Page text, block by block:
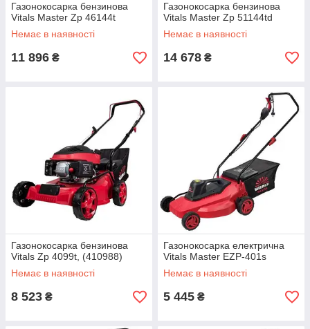
Газонокосарка бензинова
Vitals Master Zp 46144t
Немає в наявності
11 896 ₴
Газонокосарка бензинова
Vitals Master Zp 51144td
Немає в наявності
14 678 ₴
Газонокосарка бензинова
Vitals Zp 4099t, (410988)
Немає в наявності
8 523 ₴
Газонокосарка електрична
Vitals Master EZP-401s
Немає в наявності
5 445 ₴